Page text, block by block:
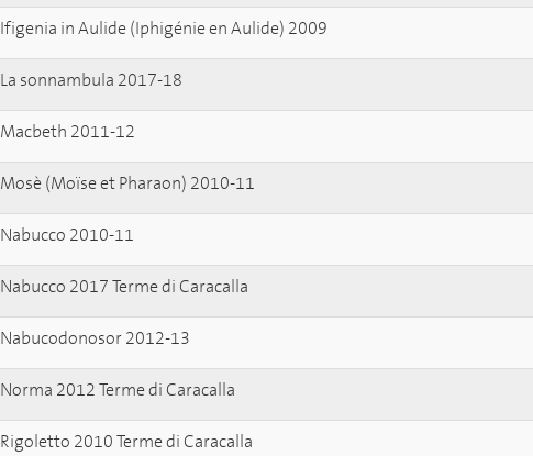
Ifigenia in Aulide (Iphigénie en Aulide) 2009
La sonnambula 2017-18
Macbeth 2011-12
Mosè (Moïse et Pharaon) 2010-11
Nabucco 2010-11
Nabucco 2017 Terme di Caracalla
Nabucodonosor 2012-13
Norma 2012 Terme di Caracalla
Rigoletto 2010 Terme di Caracalla